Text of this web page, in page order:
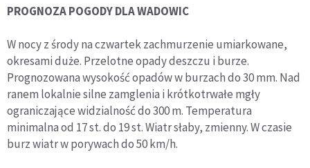
PROGNOZA POGODY DLA WADOWIC
W nocy z środy na czwartek zachmurzenie umiarkowane,
okresami duże. Przelotne opady deszczu i burze.
Prognozowana wysokość opadów w burzach do 30 mm. Nad
ranem lokalnie silne zamglenia i krótkotrwałe mgły
ograniczające widzialność do 300 m. Temperatura
minimalna od 17 st. do 19 st. Wiatr słaby, zmienny. W czasie
burz wiatr w porywach do 50 km/h.